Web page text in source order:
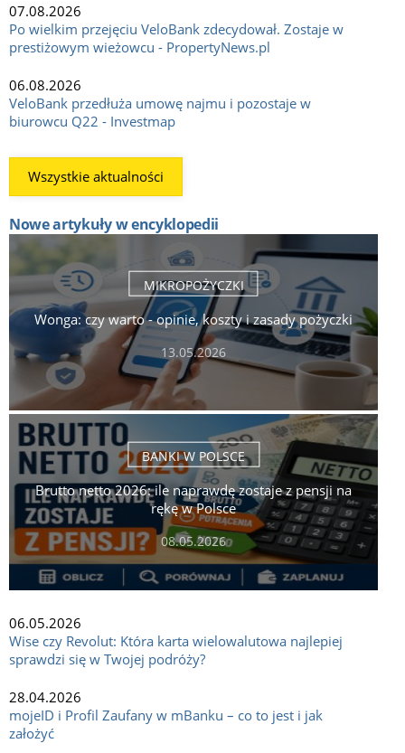
07.08.2026
Po wielkim przejęciu VeloBank zdecydował. Zostaje w
prestiżowym wieżowcu - PropertyNews.pl
06.08.2026
VeloBank przedłuża umowę najmu i pozostaje w
biurowcu Q22 - Investmap
Wszystkie aktualności
Nowe artykuły w encyklopedii
MIKROPOŻYCZKI
Wonga: czy warto - opinie, koszty i zasady pożyczki
13.05.2026
BANKI W POLSCE
Brutto netto 2026: ile naprawdę zostaje z pensji na
rękę w Polsce
08.05.2026
06.05.2026
Wise czy Revolut: Która karta wielowalutowa najlepiej
sprawdzi się w Twojej podróży?
28.04.2026
mojeID i Profil Zaufany w mBanku – co to jest i jak
założyć